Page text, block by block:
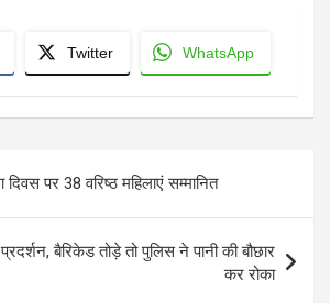
Twitter WhatsApp
दिवस पर 38 वरिष्ठ महिलाएं सम्मानित
बैरिकेड तोड़े तो पुलिस ने पानी की बौछार
कर रोका